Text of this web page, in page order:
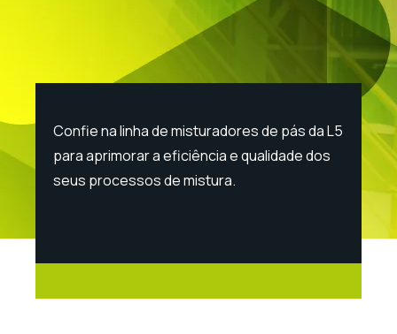
Confie na linha de misturadores de pás da L5
para aprimorar a eficiência e qualidade dos
seus processos de mistura.